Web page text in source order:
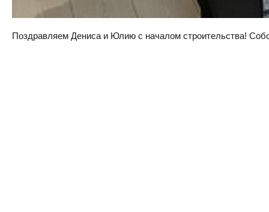
Поздравляем Дениса и Юлию с началом строительства!